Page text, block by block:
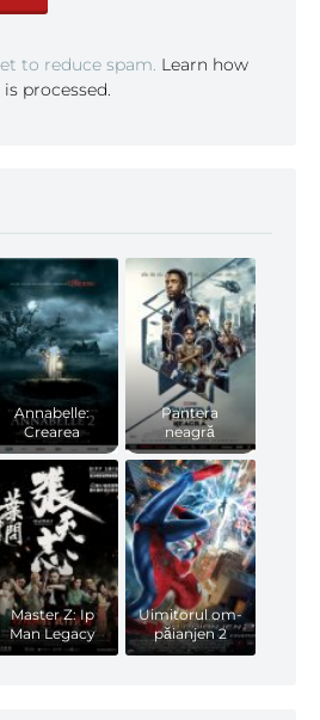
to reduce spam. Learn how
processed.
Annabelle:
Crearea
Pantera
neagră
Master Z: Ip
Man Legacy
Uimitorul om-
păianjen 2